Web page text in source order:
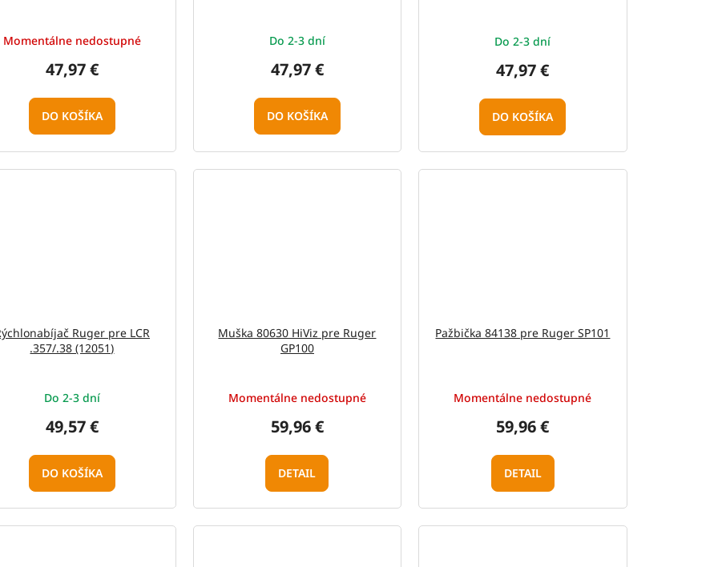
Momentálne nedostupné
47,97 €
DO KOŠÍKA
Do 2-3 dní
47,97 €
DO KOŠÍKA
Do 2-3 dní
47,97 €
DO KOŠÍKA
Ruger pre LCR
.357/.38 (12051)
Do 2-3 dní
49,57 €
DO KOŠÍKA
Muška 80630 HiViz pre Ruger
GP100
Momentálne nedostupné
59,96 €
DETAIL
Pažbička 84138 pre Ruger SP101
Momentálne nedostupné
59,96 €
DETAIL